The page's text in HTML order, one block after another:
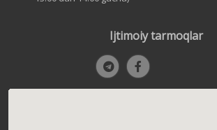
Ijtimoiy tarmoqlar